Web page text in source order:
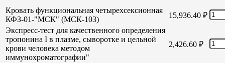
Кровать функциональная четырехсексионная
КФЗ-01-"МСК" (МСК-103)
15,936.40 ₽
Экспресс-тест для качественного определения
тропонина I в плазме, сыворотке и цельной
крови человека методом
иммунохроматографии"
2,426.60 ₽